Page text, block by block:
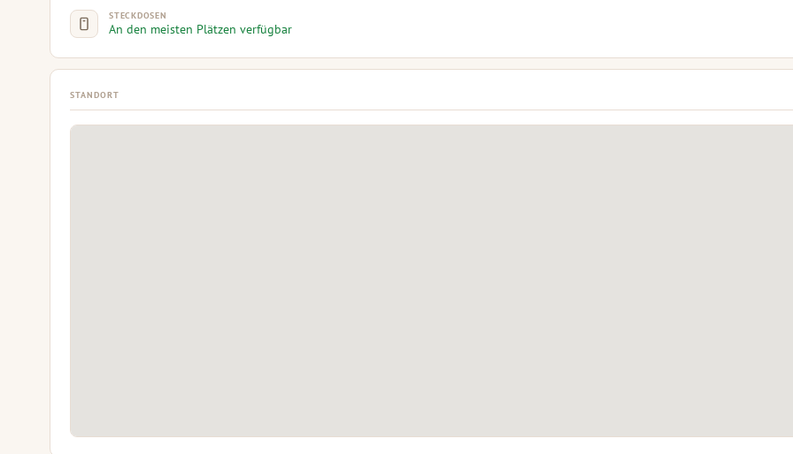
STECKDOSEN
An den meisten Plätzen verfügbar
STANDORT